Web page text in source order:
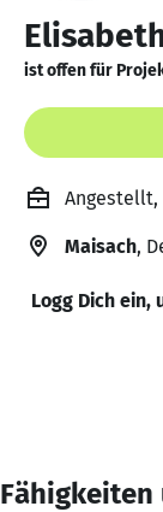
ist offen für
Angestellt,
Maisach,
Logg Dich ein,